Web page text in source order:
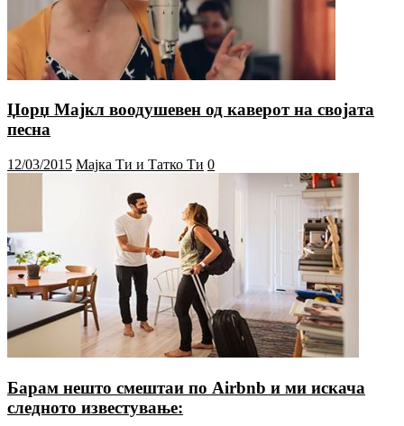
Џорџ Мајкл воодушевен од каверот на својата
песна
12/03/2015 Мајка Ти и Татко Ти 0
Барам нешто смештаи по Airbnb и ми искача
следното известување: